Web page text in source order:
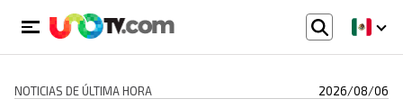
NOTICIAS DE ÚLTIMA HORA 2026/08/06